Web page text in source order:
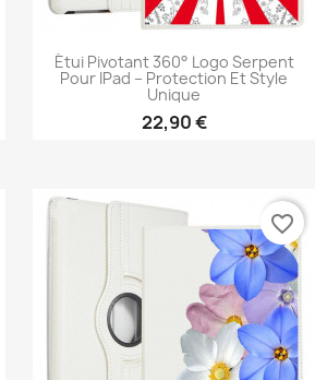
Étui Pivotant 360° Logo Serpent
Pour IPad – Protection Et Style
Unique
22,90 €
favorite_border